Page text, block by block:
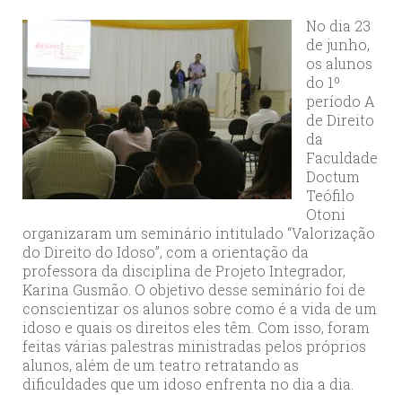
No dia 23
de junho,
os alunos
do 1º
período A
de Direito
da
Faculdade
Doctum
Teófilo
Otoni
organizaram um seminário intitulado “Valorização
do Direito do Idoso”, com a orientação da
professora da disciplina de Projeto Integrador,
Karina Gusmão. O objetivo desse seminário foi de
conscientizar os alunos sobre como é a vida de um
idoso e quais os direitos eles têm. Com isso, foram
feitas várias palestras ministradas pelos próprios
alunos, além de um teatro retratando as
dificuldades que um idoso enfrenta no dia a dia.